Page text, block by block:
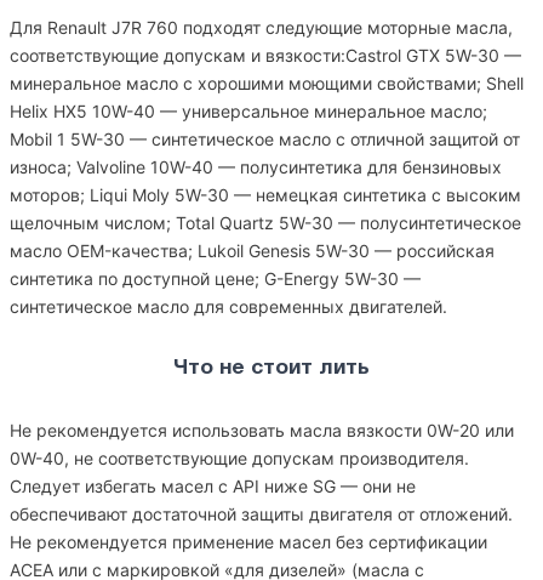
Для Renault J7R 760 подходят следующие моторные масла,
соответствующие допускам и вязкости:Castrol GTX 5W-30 —
минеральное масло с хорошими моющими свойствами; Shell
Helix HX5 10W-40 — универсальное минеральное масло;
Mobil 1 5W-30 — синтетическое масло с отличной защитой от
износа; Valvoline 10W-40 — полусинтетика для бензиновых
моторов; Liqui Moly 5W-30 — немецкая синтетика с высоким
щелочным числом; Total Quartz 5W-30 — полусинтетическое
масло OEM-качества; Lukoil Genesis 5W-30 — российская
синтетика по доступной цене; G-Energy 5W-30 —
синтетическое масло для современных двигателей.
Что не стоит лить
Не рекомендуется использовать масла вязкости 0W-20 или
0W-40, не соответствующие допускам производителя.
Следует избегать масел с API ниже SG — они не
обеспечивают достаточной защиты двигателя от отложений.
Не рекомендуется применение масел без сертификации
ACEA или с маркировкой «для дизелей» (масла с